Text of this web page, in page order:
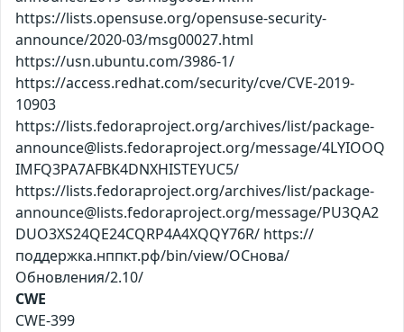
https://lists.opensuse.org/opensuse-security-
announce/2020-03/msg00027.html
https://usn.ubuntu.com/3986-1/
https://access.redhat.com/security/cve/CVE-2019-
10903
https://lists.fedoraproject.org/archives/list/package-
announce@lists.fedoraproject.org/message/4LYIOOQ
IMFQ3PA7AFBK4DNXHISTEYUC5/
https://lists.fedoraproject.org/archives/list/package-
announce@lists.fedoraproject.org/message/PU3QA2
DUO3XS24QE24CQRP4A4XQQY76R/ https://
поддержка.нппкт.рф/bin/view/ОСнова/
Обновления/2.10/
CWE
CWE-399